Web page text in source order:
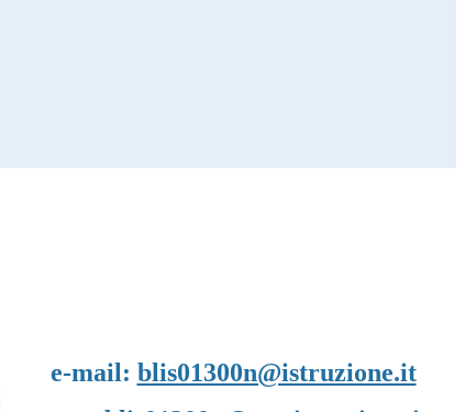
e-mail: blis01300n@istruzione.it